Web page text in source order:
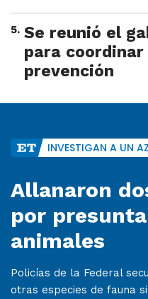
5. Se reunió el
para
prevención
INVESTIGAN A UN
Allanaron
por
animales
Policías de la Federal
otras especies de fauna